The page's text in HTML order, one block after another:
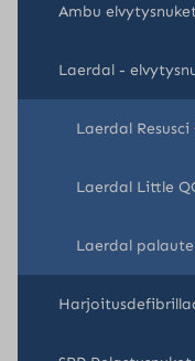
Ambu
Laerdal -
Laerdal Resusci
Laerdal Little
Laerdal